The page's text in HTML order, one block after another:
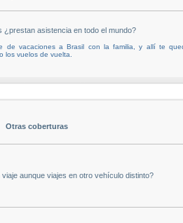
¿prestan asistencia en todo el mundo?
de vacaciones a Brasil con la familia, y allí te
los vuelos de vuelta.
Otras coberturas
aunque viajes en otro vehículo distinto?